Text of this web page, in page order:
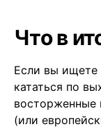
Что в
Если вы ищете
кататься по
восторженные
(или